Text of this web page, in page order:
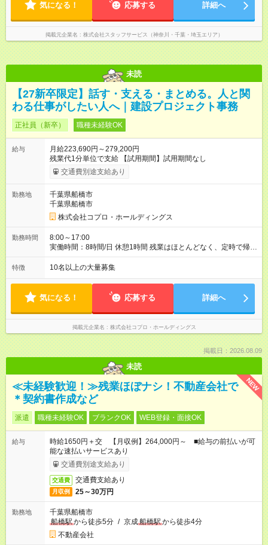
気になる！ 応募する 詳細へ
掲載元企業名 株式会社スタッフサービス（神奈川・千葉・埼玉エリア）
未読
【27新卒限定】話す・支える・まとめる。人と関
わる仕事がしたい人へ｜建設プロジェクト事務
正社員（新卒） 職種未経験OK
給与
月給223,690円～279,200円
残業代1分単位で支給 【試用期間】試用期間なし
交通費別途支給あり
勤務地
千葉県船橋市
千葉県船橋市
株式会社コプロ・ホールディングス
勤務時間
8:00～17:00
実働時間：8時間/日 休憩1時間 残業はほとんどなく、定時で帰れ
る日が多い働き方です。 毎日の業務は進捗管理や事務が中心な
ので、 「今日やるべき仕事」が終われば、自然と区切りをつけ
方を大切にしています。
特徴 10名以上の大量募集
気になる！ 応募する 詳細へ
掲載元企業名 株式会社コプロ・ホールディングス
掲載日：2026.08.09
未読
NEW
≪未経験歓迎！≫残業ほぼナシ！不動産会社で
＊契約書作成など
派遣 職種未経験OK ブランクOK WEB登録・面接OK
給与
時給1650円＋交 【月収例】264,000円～ ■給与の前払いが可
能な速払いサービスあり
交通費別途支給あり
交通費 交通費支給あり
月収例 25～30万円
勤務地
千葉県船橋市
船橋駅から徒歩5分 / 京成船橋駅から徒歩4分
不動産会社